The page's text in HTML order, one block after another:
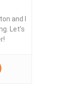
and I
Let’s